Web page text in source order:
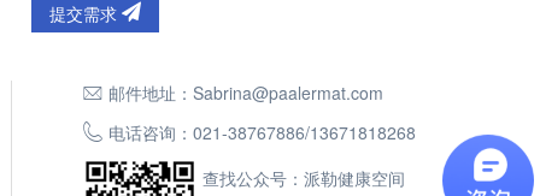
提交需求
邮件地址： Sabrina@paalermat.com
电话咨询： 021-38767886/13671818268
查找公众号：派勒健康空间